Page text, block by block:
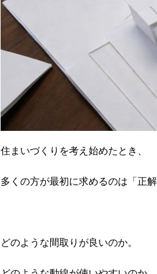
住まいづくりを考え始めたとき、
多くの方が最初に求めるのは「正
どのような間取りが良いのか。